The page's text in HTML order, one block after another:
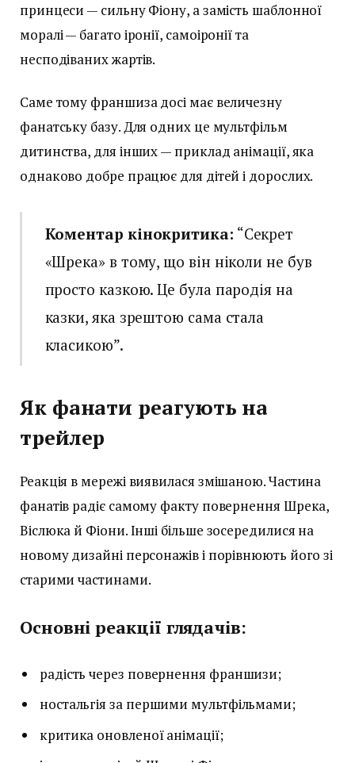
принцеси — сильну Фіону, а замість шаблонної
моралі — багато іронії, самоіронії та
несподіваних жартів.
Саме тому франшиза досі має величезну
фанатську базу. Для одних це мультфільм
дитинства, для інших — приклад анімації, яка
однаково добре працює для дітей і дорослих.
Коментар кінокритика: “Секрет
«Шрека» в тому, що він ніколи не був
просто казкою. Це була пародія на
казки, яка зрештою сама стала
класикою”.
Як фанати реагують на
трейлер
Реакція в мережі виявилася змішаною. Частина
фанатів радіє самому факту повернення Шрека,
Віслюка й Фіони. Інші більше зосередилися на
новому дизайні персонажів і порівнюють його зі
старими частинами.
Основні реакції глядачів:
радість через повернення франшизи;
ностальгія за першими мультфільмами;
критика оновленої анімації;